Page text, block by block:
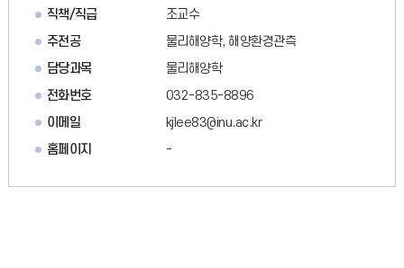
직책/직급
조교수
주전공
물리해양학, 해양환경관측
담당과목
물리해양학
전화번호
032-835-8896
이메일
kjlee83@inu.ac.kr
홈페이지
-